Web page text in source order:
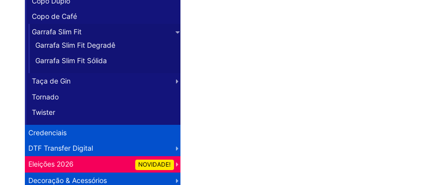
Copo de Café
Garrafa Slim Fit
Garrafa Slim Fit Degradê
Garrafa Slim Fit Sólida
Taça de Gin
Tornado
Twister
Credenciais
DTF Transfer Digital
NOVIDADE!
Eleições 2026
Decoração & Acessórios